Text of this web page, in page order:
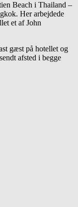
Beach i Thailand –
Her arbejdede
et af John
gæst på hotellet og
afsted i begge